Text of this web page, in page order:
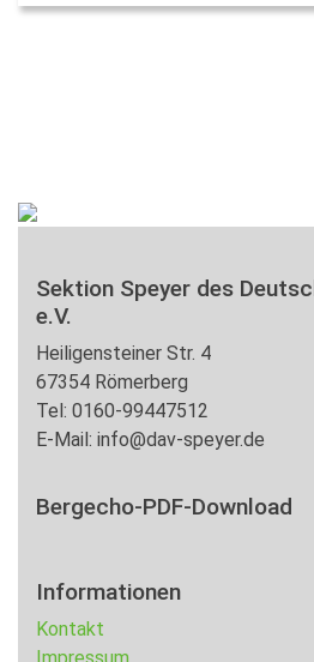
Sektion Speyer des
e.V.
Heiligensteiner Str. 4
67354 Römerberg
Tel: 0160-99447512
E-Mail: info@dav-speyer.de
Bergecho-PDF-Download
Informationen
Kontakt
Impressum